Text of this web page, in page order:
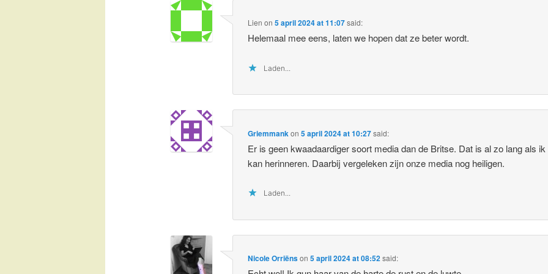
Lien on5 april 2024 at 11:07said:
Helemaal mee eens, laten we hopen dat ze beter wordt.
Laden...
Griemmankon5 april 2024 at 10:27said:
Er is geen kwaadaardiger soort media dan de Britse. Dat is al zo lang als
kan herinneren. Daarbij vergeleken zijn onze media nog heiligen.
Laden...
Nicole Orriënson5 april 2024 at 08:52said: